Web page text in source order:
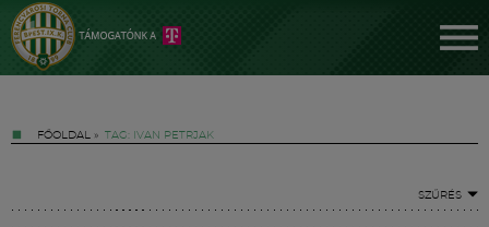
FŐOLDAL » TAG: IVAN PETRJAK
SZŰRÉS